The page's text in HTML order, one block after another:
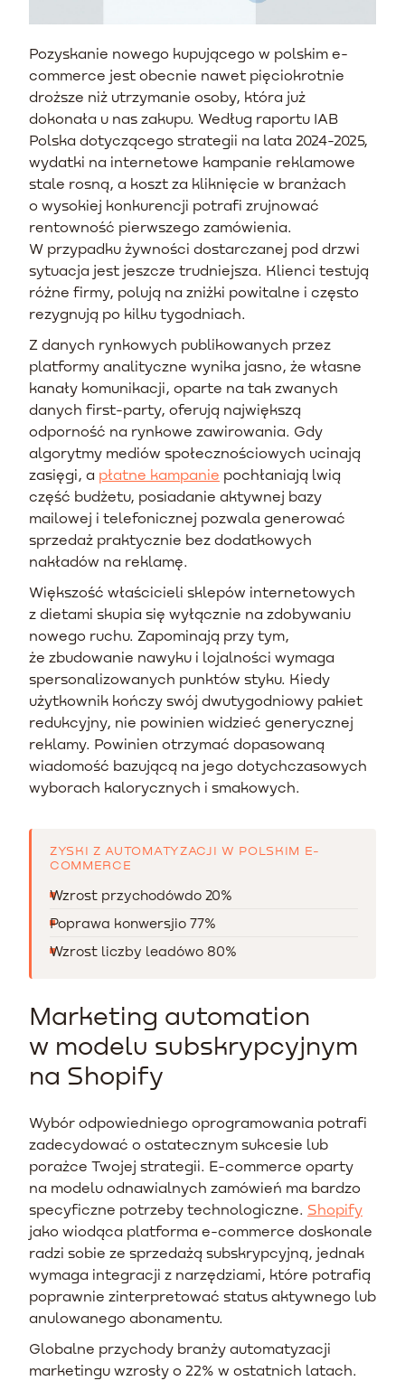
Pozyskanie nowego kupującego w polskim e-
commerce jest obecnie nawet pięciokrotnie
droższe niż utrzymanie osoby, która już
dokonała u nas zakupu. Według raportu IAB
Polska dotyczącego strategii na lata 2024-2025,
wydatki na internetowe kampanie reklamowe
stale rosną, a koszt za kliknięcie w branżach
o wysokiej konkurencji potrafi zrujnować
rentowność pierwszego zamówienia.
W przypadku żywności dostarczanej pod drzwi
sytuacja jest jeszcze trudniejsza. Klienci testują
różne firmy, polują na zniżki powitalne i często
rezygnują po kilku tygodniach.
Z danych rynkowych publikowanych przez
platformy analityczne wynika jasno, że własne
kanały komunikacji, oparte na tak zwanych
danych first-party, oferują największą
odporność na rynkowe zawirowania. Gdy
algorytmy mediów społecznościowych ucinają
zasięgi, a płatne kampanie pochłaniają lwią
część budżetu, posiadanie aktywnej bazy
mailowej i telefonicznej pozwala generować
sprzedaż praktycznie bez dodatkowych
nakładów na reklamę.
Większość właścicieli sklepów internetowych
z dietami skupia się wyłącznie na zdobywaniu
nowego ruchu. Zapominają przy tym,
że zbudowanie nawyku i lojalności wymaga
spersonalizowanych punktów styku. Kiedy
użytkownik kończy swój dwutygodniowy pakiet
redukcyjny, nie powinien widzieć generycznej
reklamy. Powinien otrzymać dopasowaną
wiadomość bazującą na jego dotychczasowych
wyborach kalorycznych i smakowych.
ZYSKI Z AUTOMATYZACJI W POLSKIM E-
COMMERCE
Wzrost przychodówdo 20%
Poprawa konwersjio 77%
Wzrost liczby leadówo 80%
Marketing automation
w modelu subskrypcyjnym
na Shopify
Wybór odpowiedniego oprogramowania potrafi
zadecydować o ostatecznym sukcesie lub
porażce Twojej strategii. E-commerce oparty
na modelu odnawialnych zamówień ma bardzo
specyficzne potrzeby technologiczne. Shopify
jako wiodąca platforma e-commerce doskonale
radzi sobie ze sprzedażą subskrypcyjną, jednak
wymaga integracji z narzędziami, które potrafią
poprawnie zinterpretować status aktywnego lub
anulowanego abonamentu.
Globalne przychody branży automatyzacji
marketingu wzrosły o 22% w ostatnich latach.